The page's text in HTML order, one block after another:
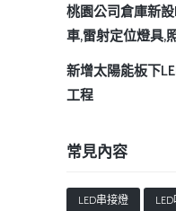
桃園公司倉庫新
車,雷射定位燈具,
新增太陽能板下
工程
常見內容
LED串接燈